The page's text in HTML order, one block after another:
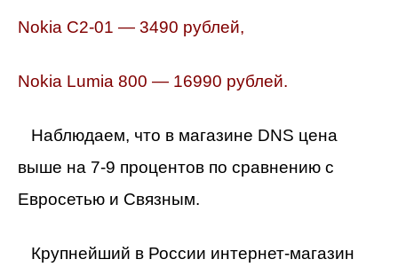
Nokia C2-01 — 3490 рублей,
Nokia Lumia 800 — 16990 рублей.
Наблюдаем, что в магазине DNS цена
выше на 7-9 процентов по сравнению с
Евросетью и Связным.
Крупнейший в России интернет-магазин